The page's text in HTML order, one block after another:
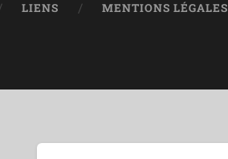
LIENS MENTIONS LÉGALES